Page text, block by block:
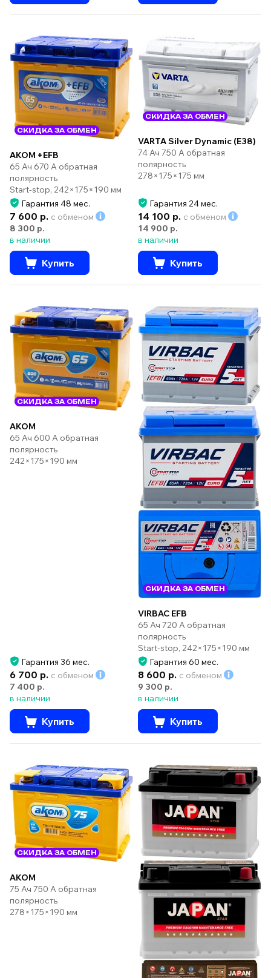
СКИДКА ЗА ОБМЕН
AKOM +EFB
65 Ач 670 А обратная
полярность
Start-stop, 242×175×190 мм
Гарантия 48 мес.
7 600 р. с обменом
8 300 р.
в наличии
Купить
СКИДКА ЗА ОБМЕН
VARTA Silver Dynamic (E38)
74 Ач 750 А обратная
полярность
278×175×175 мм
Гарантия 24 мес.
14 100 р. с обменом
14 900 р.
в наличии
Купить
СКИДКА ЗА ОБМЕН
AKOM
65 Ач 600 А обратная
полярность
242×175×190 мм
Гарантия 36 мес.
6 700 р. с обменом
7 400 р.
в наличии
Купить
СКИДКА ЗА ОБМЕН
VIRBAC EFB
65 Ач 720 А обратная
полярность
Start-stop, 242×175×190 мм
Гарантия 60 мес.
8 600 р. с обменом
9 300 р.
в наличии
Купить
СКИДКА ЗА ОБМЕН
AKOM
75 Ач 750 А обратная
полярность
278×175×190 мм